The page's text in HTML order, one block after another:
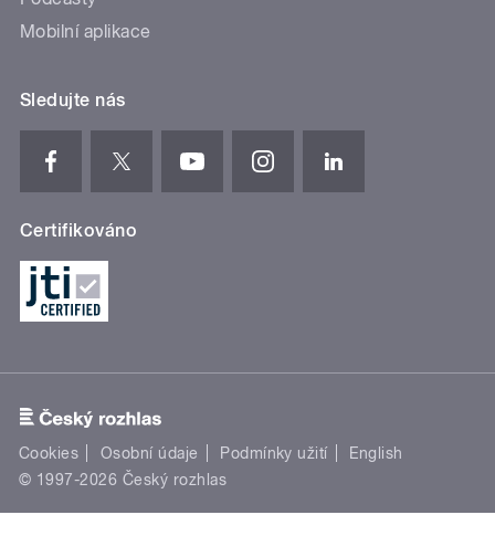
Mobilní aplikace
Sledujte nás
Certifikováno
Cookies Osobní údaje Podmínky užití
English
© 1997-2026 Český rozhlas